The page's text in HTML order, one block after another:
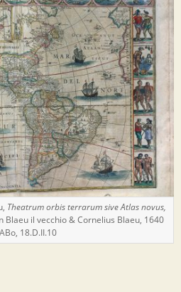
Theatrum orbis terrarum sive Atlas novus,
Blaeu il vecchio & Cornelius Blaeu, 1640
18.D.II.10